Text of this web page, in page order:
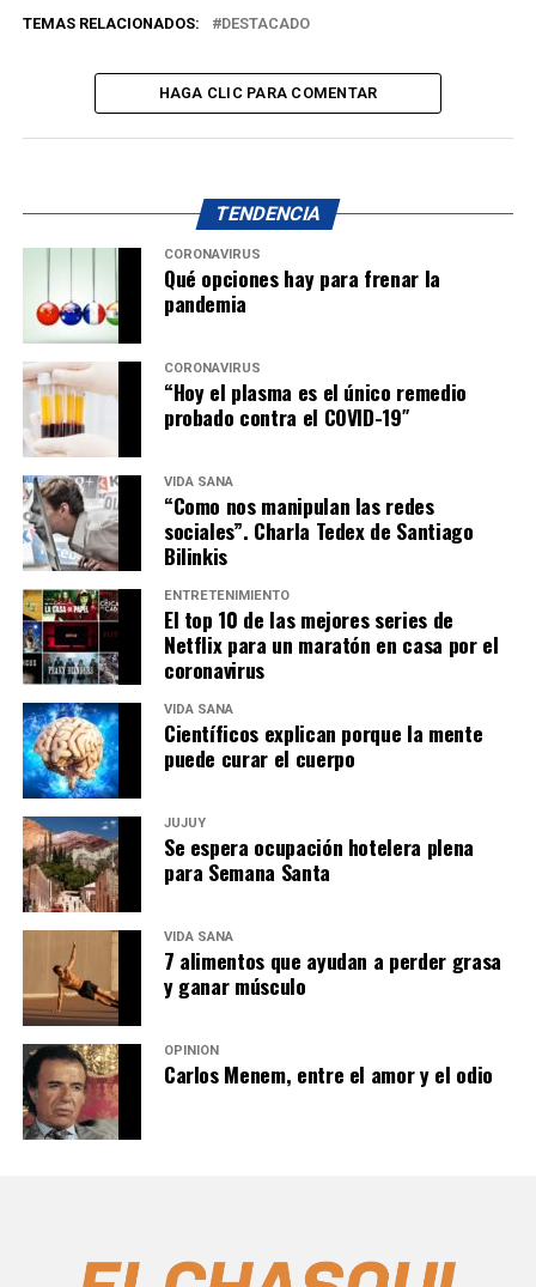
TEMAS RELACIONADOS: DESTACADO
HAGA CLIC PARA COMENTAR
TENDENCIA
CORONAVIRUS
Qué opciones hay para frenar la
pandemia
CORONAVIRUS
“Hoy el plasma es el único remedio
probado contra el COVID-19″
VIDA SANA
“Como nos manipulan las redes
sociales”. Charla Tedex de Santiago
Bilinkis
ENTRETENIMIENTO
El top 10 de las mejores series de
Netflix para un maratón en casa por el
coronavirus
VIDA SANA
Científicos explican porque la mente
puede curar el cuerpo
JUJUY
Se espera ocupación hotelera plena
para Semana Santa
VIDA SANA
7 alimentos que ayudan a perder grasa
y ganar músculo
OPINIÓN
Carlos Menem, entre el amor y el odio